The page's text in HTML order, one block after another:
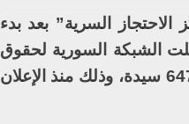
السرية” بعد بدء
على مواقعه في سوريا في 23 أيلول/سبتمبر 2014، وسجلت الشبكة السورية لحقوق
الإنسان قيام تنظيم داعش باعتقال ما لا يقل عن 6318 شخصاً، بينهم 713 طفلاً، و647 سيدة، وذلك منذ الإعلان